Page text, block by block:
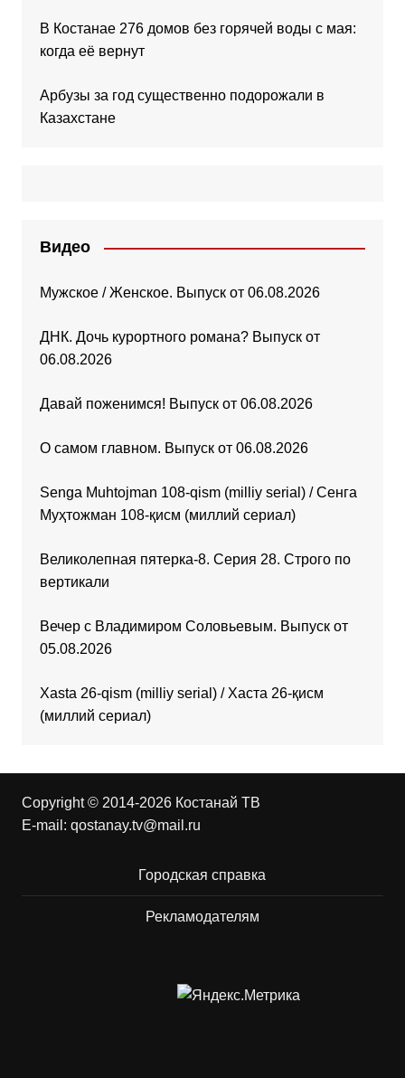
В Костанае 276 домов без горячей воды с мая:
когда её вернут
Арбузы за год существенно подорожали в
Казахстане
Видео
Мужское / Женское. Выпуск от 06.08.2026
ДНК. Дочь курортного романа? Выпуск от
06.08.2026
Давай поженимся! Выпуск от 06.08.2026
О самом главном. Выпуск от 06.08.2026
Senga Muhtojman 108-qism (milliy serial) / Сенга
Муҳтожман 108-қисм (миллий сериал)
Великолепная пятерка-8. Серия 28. Строго по
вертикали
Вечер с Владимиром Соловьевым. Выпуск от
05.08.2026
Xasta 26-qism (milliy serial) / Хаста 26-қисм
(миллий сериал)
Copyright © 2014-2026 Костанай ТВ
E-mail: qostanay.tv@mail.ru
Городская справка
Рекламодателям